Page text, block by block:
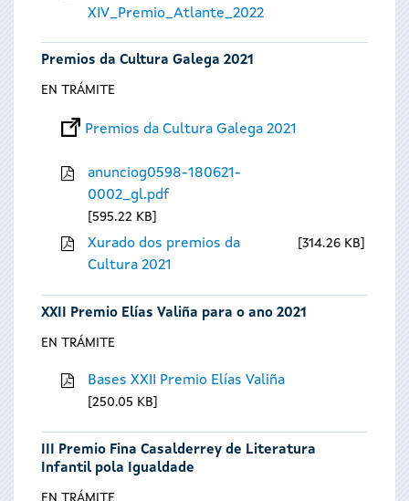
XIV_Premio_Atlante_2022
Premios da Cultura Galega 2021
EN TRÁMITE
Premios da Cultura Galega 2021
anunciog0598-180621-
0002_gl.pdf
595.22 KB
Xurado dos premios da
Cultura 2021
314.26 KB
XXII Premio Elías Valiña para o ano 2021
EN TRÁMITE
Bases XXII Premio Elías Valiña
250.05 KB
III Premio Fina Casalderrey de Literatura
Infantil pola Igualdade
EN TRÁMITE